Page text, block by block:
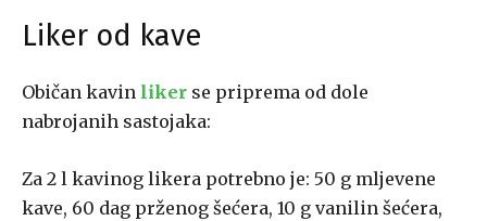
Liker od kave
Običan kavin liker se priprema od dole
nabrojanih sastojaka:
Za 2 l kavinog likera potrebno je: 50 g mljevene
kave, 60 dag prženog šećera, 10 g vanilin šećera,